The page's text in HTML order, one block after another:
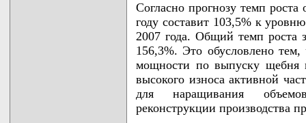
Согласно прогнозу темп
году составит 103,5% к
2007 года. Общий темп роста
156,3%. Это обусловлено
мощности по выпуску щебня
высокого износа активной
для наращивания
реконструкции производства